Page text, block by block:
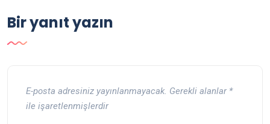
Bir yanıt yazın
E-posta adresiniz yayınlanmayacak. Gerekli alanlar *
ile işaretlenmişlerdir